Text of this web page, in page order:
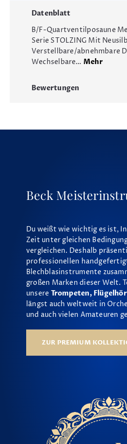
Datenblatt
B/F-Quartventilposaune
Serie STOLZING Mit
Verstellbare/abnehmbare
Wechselbare… Mehr
Bewertungen
Beck
Du weißt wie wichtig es ist,
Zeit unter gleichen
vergleichen. Deshalb
professionellen
Blechblasinstrumente
großen Marken dieser Welt.
unsere Trompeten,
längst auch weltweit in
und auch vielen Amateuren
ZUR PREMIUM